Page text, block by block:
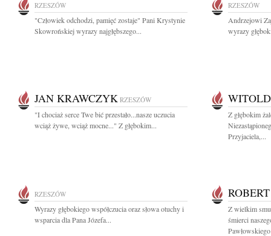
RZESZÓW
"Człowiek odchodzi, pamięć zostaje" Pani Krystynie
Skowrońskiej wyrazy najgłębszego...
RZESZÓW
Andrzejowi
wyrazy
JAN KRAWCZYK RZESZÓW
"I chociaż serce Twe bić przestało...nasze uczucia
wciąż żywe, wciąż mocne..." Z głębokim...
Z głębokim
Przyjaciela,...
RZESZÓW
Wyrazy głębokiego współczucia oraz słowa otuchy i
wsparcia dla Pana Józefa...
Z wielkim
śmierci